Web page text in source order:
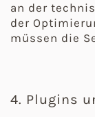
an der
der
müssen die
4. Plugins